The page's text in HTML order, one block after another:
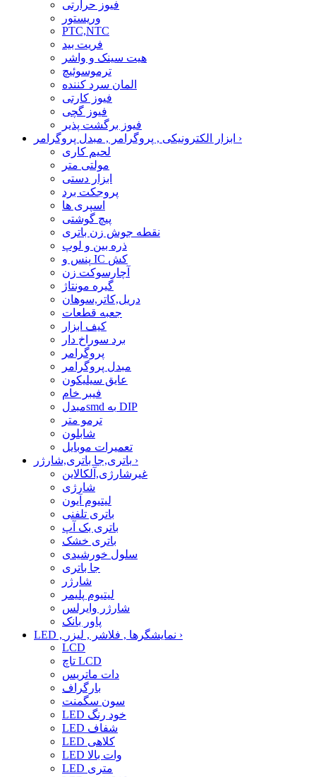
فیوز حرارتی
وریستور
PTC,NTC
فریت بید
هیت سینک و واشر
ترموسوئیچ
المان سرد کننده
فیوز کارتی
فیوز گچی
فیوز برگشت پذیر
›
لحیم کاری
مولتی متر
ابزار دستی
پروجکت برد
اسپری ها
پیچ گوشتی
نقطه جوش زن باتری
ذره بین و لوپ
پنس و IC کش
آچارسوکت زن
گیره مونتاژ
دریل,کاتر,سوهان
جعبه قطعات
کیف ابزار
برد سوراخ دار
پروگرامر
مبدل پروگرامر
عایق سیلیکون
فیبر خام
مبدلsmd به DIP
ترمو متر
شابلون
تعمیرات موبایل
›
غیرشارژی,آلکالاین
شارژی
لیتیوم آیون
باتری تلفنی
باتری بک آپ
باتری خشک
سلول خورشیدی
جا باتری
شارژر
لیتیوم پلیمر
شارژر وایرلس
پاور بانک
›
LCD
تاچ LCD
دات ماتریس
بارگراف
سون سگمنت
LED خود رنگ
LED شفاف
LED کلاهی
LED وات بالا
LED متری